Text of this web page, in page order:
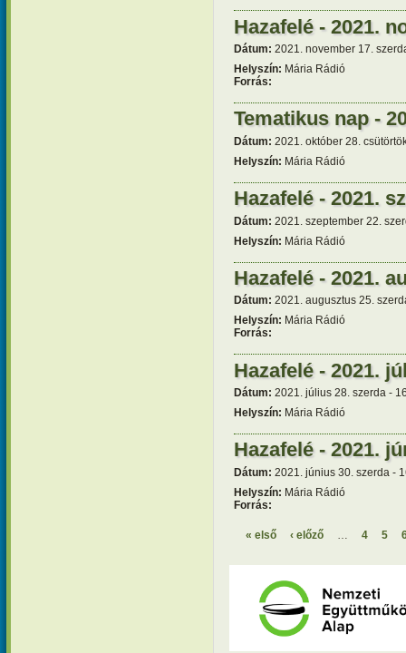
Hazafelé - 2021.
Dátum: 2021. november 17.
Helyszín: Mária Rádió
Forrás:
Tematikus nap -
Dátum: 2021. október 28.
Helyszín: Mária Rádió
Hazafelé - 2021.
Dátum: 2021. szeptember 22.
Helyszín: Mária Rádió
Hazafelé - 2021.
Dátum: 2021. augusztus 25.
Helyszín: Mária Rádió
Forrás:
Hazafelé - 2021.
Dátum: 2021. július 28. szerda -
Helyszín: Mária Rádió
Hazafelé - 2021.
Dátum: 2021. június 30. szerda -
Helyszín: Mária Rádió
Forrás:
« első ‹ előző … 4 5